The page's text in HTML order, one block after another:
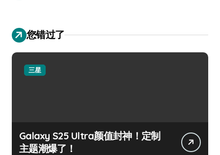
您错过了
三星
Galaxy S25 Ultra颜值封神！定制
主题潮爆了！